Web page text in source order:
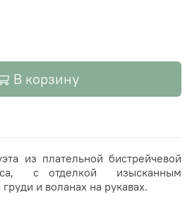
В корзину
из плательной бистрейчевой
с отделкой
изысканным
и воланах на рукавах.